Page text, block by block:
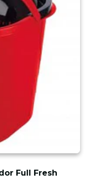
Full Fresh